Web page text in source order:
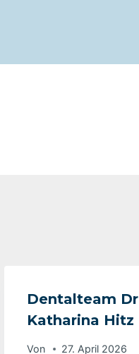
Dentalteam Dr
Katharina Hitz
Von 27. April 2026